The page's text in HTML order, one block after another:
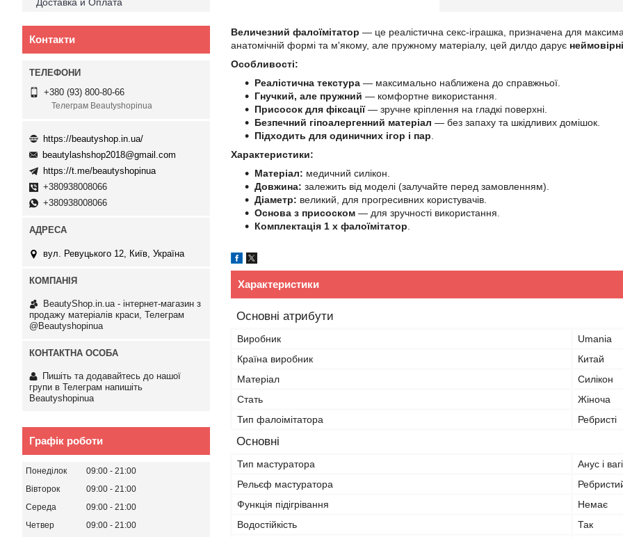
Величезний фалоїмітатор — це реалістична секс-іграшка, призначена для
анатомічній формі та м'якому, але пружному матеріалу, цей дилдо дарує
Особливості:
Реалістична текстура — максимально наближена до справжньої.
Гнучкий, але пружний — комфортне використання.
Присосок для фіксації— зручне кріплення на гладкі поверхні.
Безпечний гіпоалергенний матеріал — без запаху та шкідливих домішок.
Підходить для одиничних ігор і пар
Характеристики:
Матеріал: медичний силікон.
Довжина: залежить від моделі (залучайте перед замовленням).
Діаметр: великий, для прогресивних користувачів.
Основа з присоском — для зручності використання.
Комплектація 1 x фалоїмітатор
Характеристики
Основні атрибути
Виробник
Umania
Країна виробник
Китай
Матеріал
Силікон
Стать
Жіноча
Тип фалоімітатора
Ребристі
Основні
Тип мастуратора
Анус і
Рельєф мастуратора
Функція підігрівання
Немає
Водостійкість
Так
Контакти
+380 (93) 800-80-66
Телеграм Beautyshopinua
https://beautyshop.in.ua/
beautylashshop2018@gmail.com
https://t.me/beautyshopinua
+380938008066
+380938008066
вул. Ревуцького 12, Київ, Україна
BeautyShop.in.ua - інтернет-магазин з
продажу матеріалів краси, Телеграм
@Beautyshopinua
Пишіть та додавайтесь до нашої
групи в Телеграм напишіть
Beautyshopinua
Графік роботи
Понеділок 09:00
21:00
Вівторок
09:00
21:00
Середа
09:00
21:00
Четвер
09:00
21:00